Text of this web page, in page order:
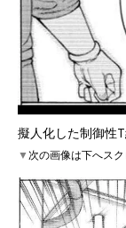
擬人化した制御性T
▼次の画像は下へス